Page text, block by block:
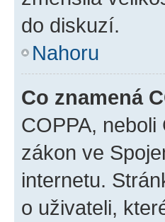
do diskuzí.
Nahoru
Co znamená
COPPA,
zákon ve
internetu.
o uživateli,